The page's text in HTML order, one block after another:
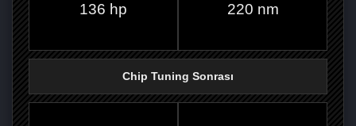
136 hp 220 nm
Chip Tuning Sonrası